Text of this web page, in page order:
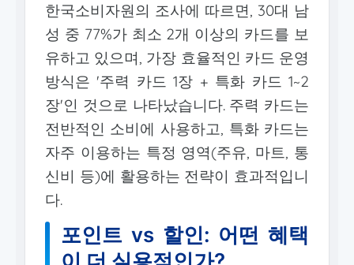
한국소비자원의 조사에 따르면, 30대 남
성 중 77%가 최소 2개 이상의 카드를 보
유하고 있으며, 가장 효율적인 카드 운영
방식은 '주력 카드 1장 + 특화 카드 1~2
장'인 것으로 나타났습니다. 주력 카드는
전반적인 소비에 사용하고, 특화 카드는
자주 이용하는 특정 영역(주유, 마트, 통
신비 등)에 활용하는 전략이 효과적입니
다.
포인트 vs 할인: 어떤 혜택